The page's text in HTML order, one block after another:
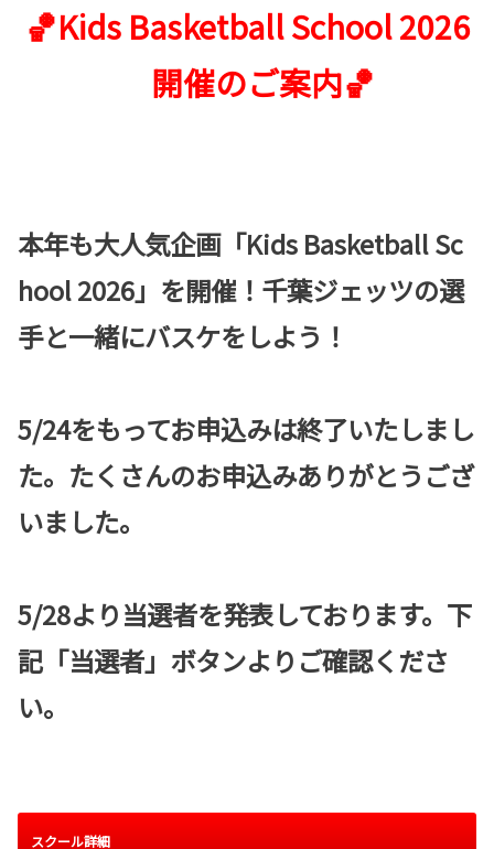
🏀Kids Basketball School 2026
開催のご案内🏀
本年も大人気企画「Kids Basketball Sc
hool 2026」を開催！千葉ジェッツの選
手と一緒にバスケをしよう！
5/24をもってお申込みは終了いたしまし
た。たくさんのお申込みありがとうござ
いました。
5/28より当選者を発表しております。下
記「当選者」ボタンよりご確認くださ
い。
スクール詳細